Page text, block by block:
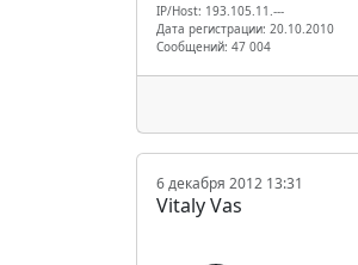
IP/Host: 193.105.11.---
Дата регистрации: 20.10.2010
Сообщений: 47 004
6 декабря 2012 13:31
Vitaly Vas